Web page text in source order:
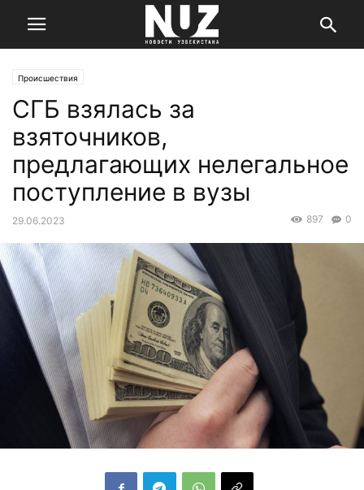
Происшествия
СГБ взялась за
взяточников,
предлагающих нелегальное
поступление в вузы
29.06.2023 0
897